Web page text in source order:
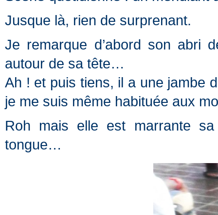
Jusque là, rien de surprenant.
Je remarque d’abord son abri
autour de sa tête…
Ah ! et puis tiens, il a une jambe
je me suis même habituée aux
Roh mais elle est marrante
tongue…